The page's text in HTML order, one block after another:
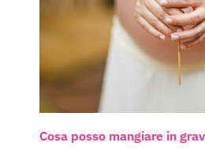
Cosa posso mangiare in